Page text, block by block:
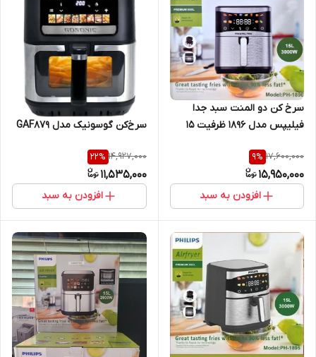
سرخ کن دو المنت سبد جدا
فیلیپس مدل 1896 ظرفیت ۱۵
17,600,000
9%
15,950,000
افزودن به سبد
سرخ‌کن گوسونیک مدل GAF879
14,927,000
22%
11,535,000
افزودن به سبد